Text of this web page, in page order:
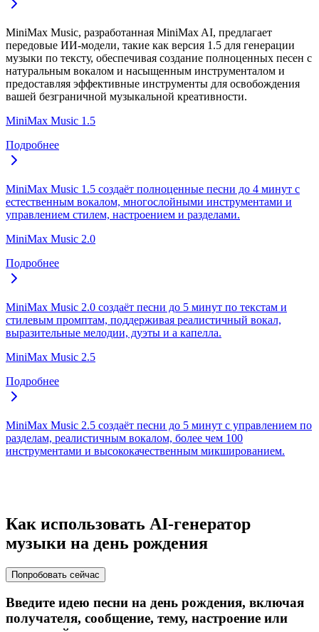
MiniMax Music, разработанная MiniMax AI, предлагает
передовые ИИ-модели, такие как версия 1.5 для генерации
музыки по тексту, обеспечивая создание полноценных песен с
натуральным вокалом и насыщенным инструменталом и
предоставляя эффективные инструменты для освобождения
вашей безграничной музыкальной креативности.
MiniMax Music 1.5
Подробнее
MiniMax Music 1.5 создаёт полноценные песни до 4 минут с
естественным вокалом, многослойными инструментами и
управлением стилем, настроением и разделами.
MiniMax Music 2.0
Подробнее
MiniMax Music 2.0 создаёт песни до 5 минут по текстам и
стилевым промптам, поддерживая реалистичный вокал,
выразительные мелодии, дуэты и а капелла.
MiniMax Music 2.5
Подробнее
MiniMax Music 2.5 создаёт песни до 5 минут с управлением по
разделам, реалистичным вокалом, более чем 100
инструментами и высококачественным микшированием.
Как использовать AI-генератор
музыки на день рождения
Попробовать сейчас
Введите идею песни на день рождения, включая
получателя, сообщение, тему, настроение или